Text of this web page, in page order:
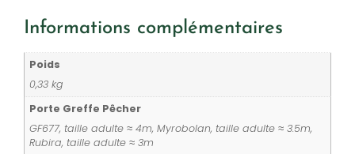
Informations complémentaires
Poids
0,33 kg
Porte Greffe Pêcher
GF677, taille adulte ≈ 4m, Myrobolan, taille adulte ≈ 3.5m,
Rubira, taille adulte ≈ 3m